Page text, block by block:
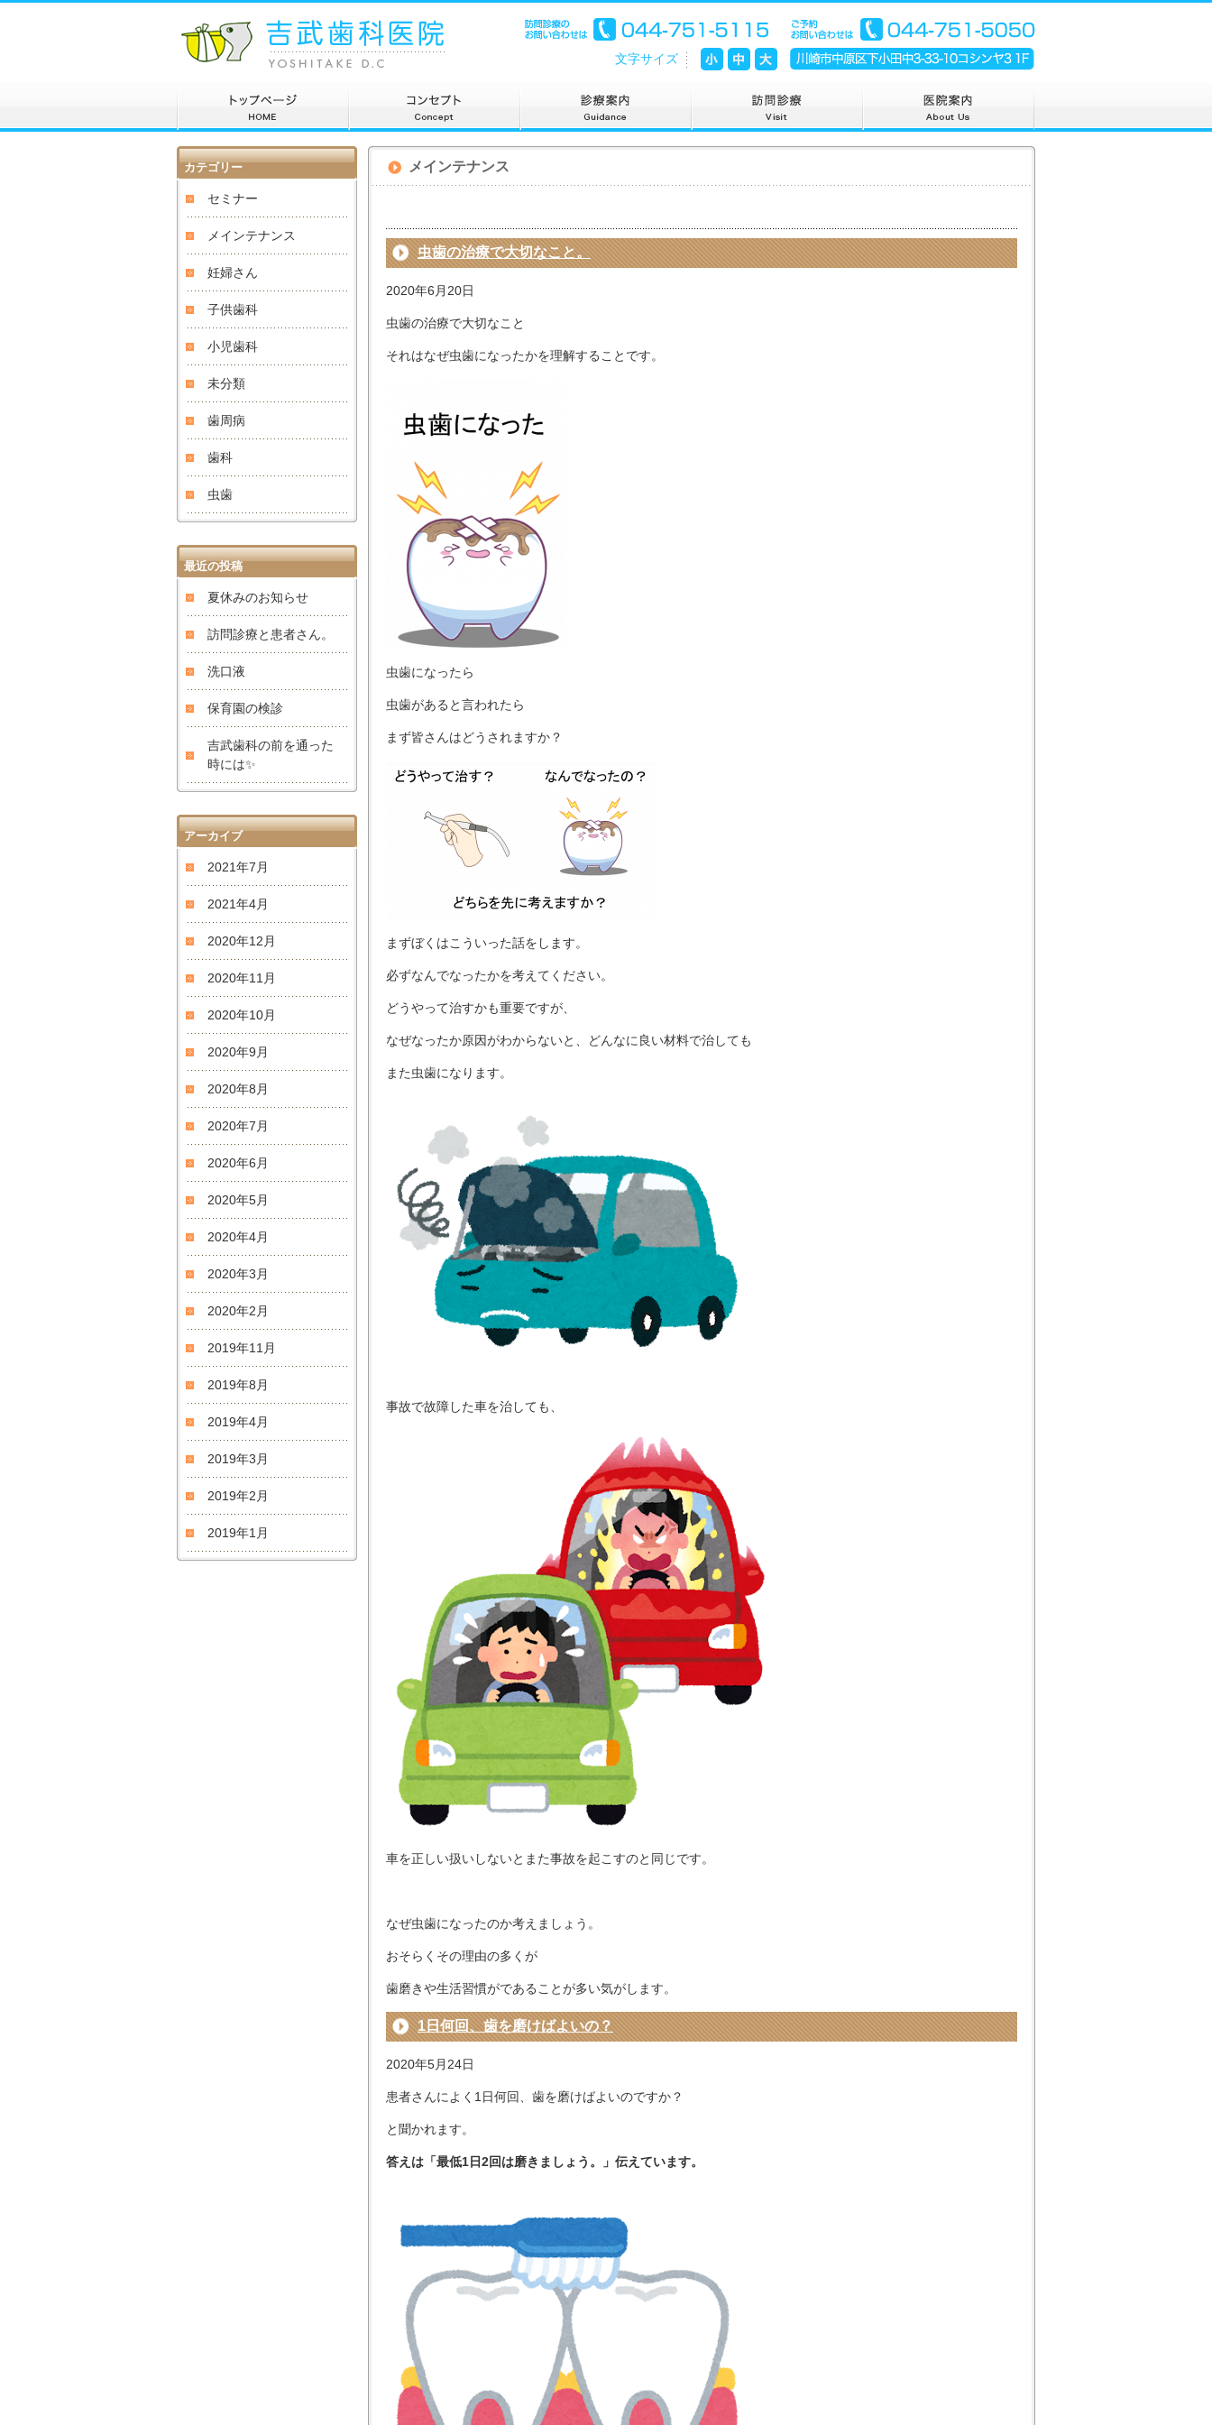
文字サイズ
メインテナンス
虫歯の治療で大切なこと。
2020年6月20日
虫歯の治療で大切なこと
それはなぜ虫歯になったかを理解することです。
虫歯になったら
虫歯があると言われたら
まず皆さんはどうされますか？
まずぼくはこういった話をします。
必ずなんでなったかを考えてください。
どうやって治すかも重要ですが、
なぜなったか原因がわからないと、どんなに良い材料で治しても
また虫歯になります。
事故で故障した車を治しても、
車を正しい扱いしないとまた事故を起こすのと同じです。
なぜ虫歯になったのか考えましょう。
おそらくその理由の多くが
歯磨きや生活習慣がであることが多い気がします。
1日何回、歯を磨けばよいの？
2020年5月24日
患者さんによく1日何回、歯を磨けばよいのですか？
と聞かれます。
答えは「最低1日2回は磨きましょう。」伝えています。
カテゴリー
セミナー
メインテナンス
妊婦さん
子供歯科
小児歯科
未分類
歯周病
歯科
虫歯
最近の投稿
夏休みのお知らせ
訪問診療と患者さん。
洗口液
保育園の検診
吉武歯科の前を通った
時には✨
アーカイブ
2021年7月
2021年4月
2020年12月
2020年11月
2020年10月
2020年9月
2020年8月
2020年7月
2020年6月
2020年5月
2020年4月
2020年3月
2020年2月
2019年11月
2019年8月
2019年4月
2019年3月
2019年2月
2019年1月